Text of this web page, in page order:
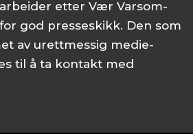
etter Vær Varsom-
god presseskikk. Den som
av urettmessig medie­
til å ta kontakt med